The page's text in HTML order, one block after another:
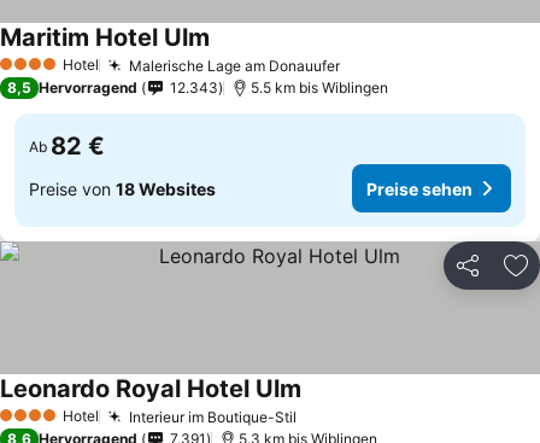
4 Sterne Hotel Malerische Lage am DonauuferPreise sehen
Maritim Hotel Ulm
8,5 Hervorragend 12.343 5.5 km bis Wiblingen
Ab 82 €
Preise von 18 Websites Preise sehen
Teilen
4 Sterne Hotel Interieur im Boutique-Stil
Leonardo Royal Hotel Ulm
8,6 Hervorragend 7.391 5.3 km bis Wiblingen